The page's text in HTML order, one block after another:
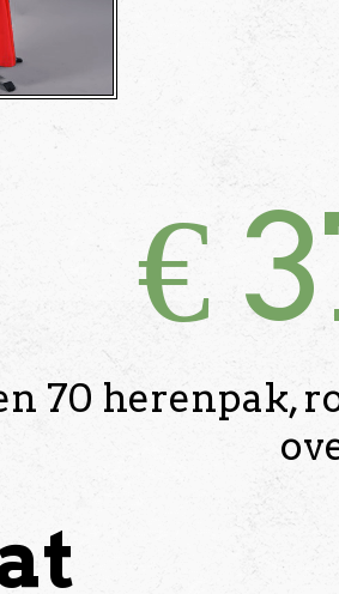
€
70 herenpak,